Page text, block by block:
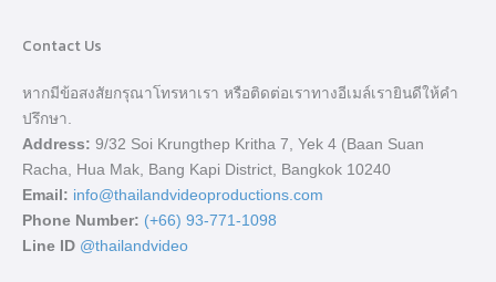
Contact Us
หากมีข้อสงสัยกรุณาโทรหาเรา หรือติดต่อเราทางอีเมล์เรายินดีให้คำ
ปรึกษา.
Address: 9/32 Soi Krungthep Kritha 7, Yek 4 (Baan Suan
Racha, Hua Mak, Bang Kapi District, Bangkok 10240
Email: info@thailandvideoproductions.com
Phone Number: (+66) 93-771-1098
Line ID @thailandvideo